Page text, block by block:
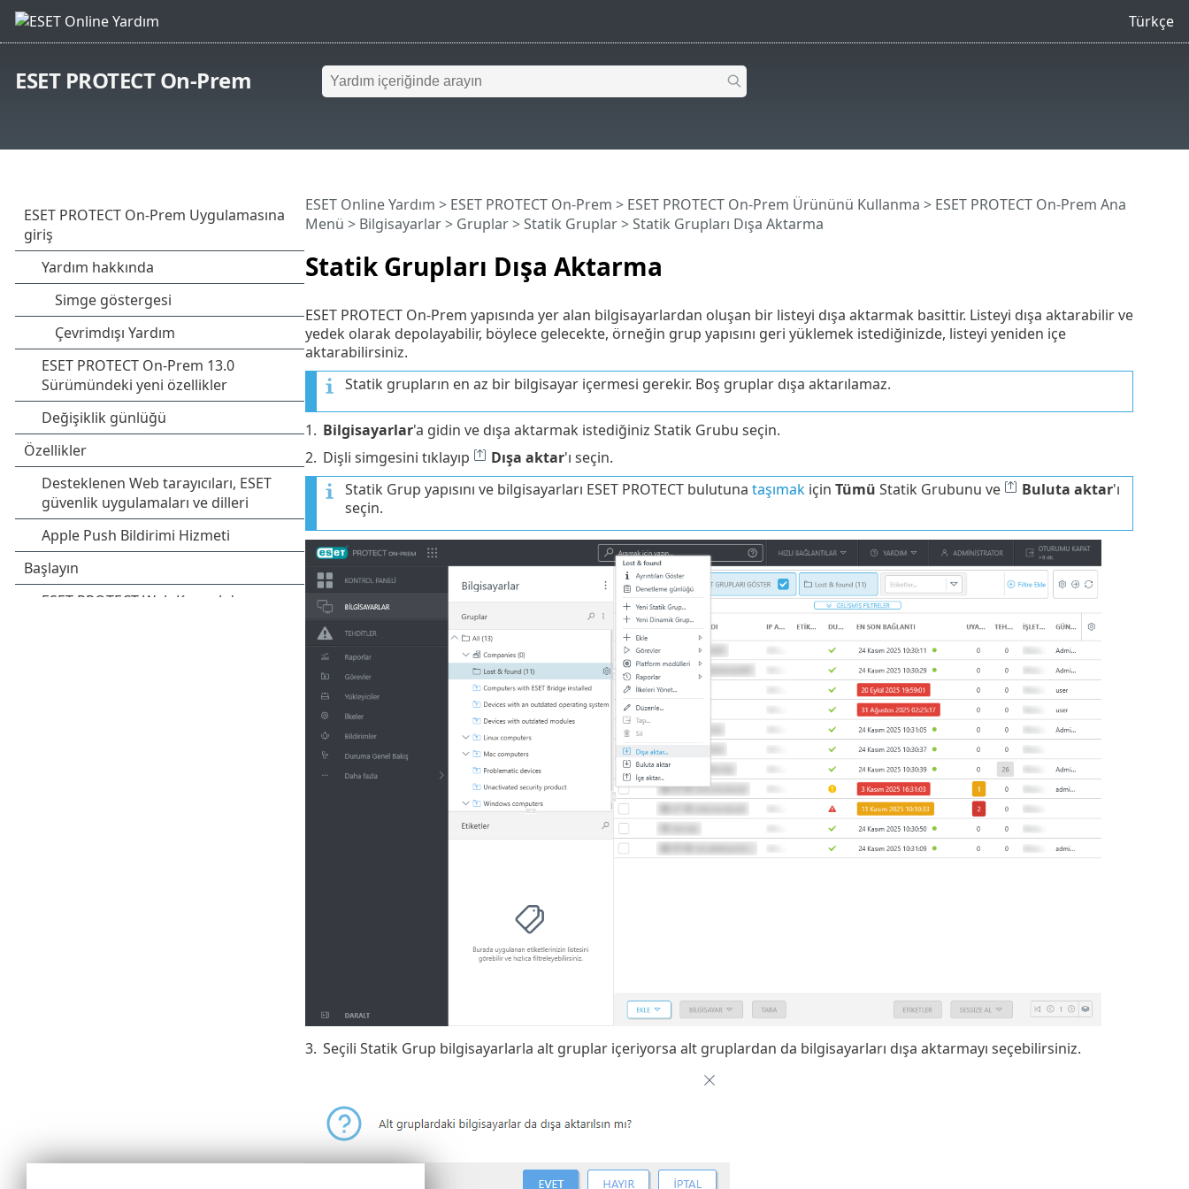
Türkçe
ESET PROTECT On-Prem
Statik Grupları Dışa Aktarma
ESET Online Yardım > ESET PROTECT On-Prem > ESET PROTECT On-Prem Ürününü Kullanma > ESET PROTECT On-Prem Ana
Menü > Bilgisayarlar> Gruplar>Statik Gruplar> Statik Grupları Dışa Aktarma
ESET PROTECT On-Prem yapısında yer alan bilgisayarlardan oluşan bir listeyi dışa aktarmak basittir. Listeyi dışa aktarabilir ve
yedek olarak depolayabilir, böylece gelecekte, örneğin grup yapısını geri yüklemek istediğinizde, listeyi yeniden içe
aktarabilirsiniz.
Statik grupların en az bir bilgisayar içermesi gerekir. Boş gruplar dışa aktarılamaz.
1. Bilgisayarlar'a gidin ve dışa aktarmak istediğiniz Statik Grubu seçin.
2. Dişli simgesini tıklayıp Dışa aktar'ı seçin.
Statik Grup yapısını ve bilgisayarları ESET PROTECT bulutuna taşımakiçin Tümü Statik Grubunu ve Buluta aktar'ı
seçin.
3. Seçili Statik Grup bilgisayarlarla alt gruplar içeriyorsa alt gruplardan da bilgisayarları dışa aktarmayı seçebilirsiniz.